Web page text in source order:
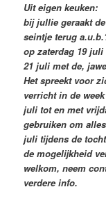
Uit eigen
bij jullie geraakt
seintje terug
op zaterdag 19
21 juli met de,
Het spreekt voor
verricht in de
juli tot en met
gebruiken om
juli tijdens de
de mogelijkheid
welkom, neem
verdere info.